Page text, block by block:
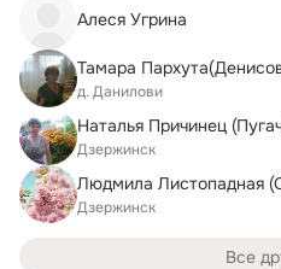
Алеся Угрина
Тамара
д. Данилови
Наталья Причинец
Дзержинск
Людмила Листопадная
Дзержинск
Все